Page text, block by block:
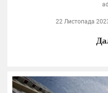
22 Листопада